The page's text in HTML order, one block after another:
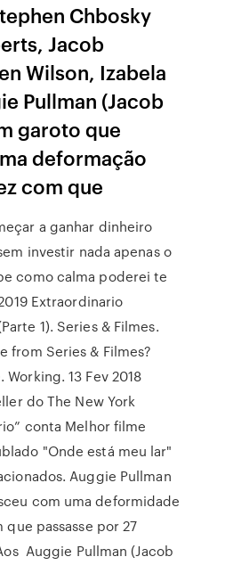
Chbosky
Jacob
Wilson, Izabela
Pullman (Jacob
garoto que
deformação
com que
a ganhar dinheiro
investir nada apenas o
como calma poderei te
Extraordinario
1). Series & Filmes.
from Series & Filmes?
13 Fev 2018
do The New York
conta Melhor filme
"Onde está meu lar"
Auggie Pullman
com uma deformidade
passasse por 27
Auggie Pullman (Jacob